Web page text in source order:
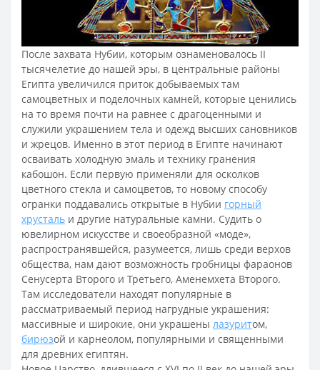
После захвата Нубии, которым ознаменовалось II
тысячелетие до нашей эры, в центральные районы
Египта увеличился приток добываемых там
самоцветных и поделочных камней, которые ценились
на то время почти на равнее с драгоценными и
служили украшением тела и одежд высших сановников
и жрецов. Именно в этот период в Египте начинают
осваивать холодную эмаль и технику гранения
кабошон. Если первую применяли для осколков
цветного стекла и самоцветов, то новому способу
огранки поддавались открытые в Нубии горный
хрусталь и другие натуральные камни. Судить о
ювелирном искусстве и своеобразной «моде»,
распространявшейся, разумеется, лишь среди верхов
общества, нам дают возможность гробницы фараонов
Сенусерта Второго и Третьего, Аменемхета Второго.
Там исследователи находят популярные в
рассматриваемый период нагрудные украшения:
массивные и широкие, они украшены лазуритом,
бирюзой и карнеолом, популярными и священными
для древних египтян.